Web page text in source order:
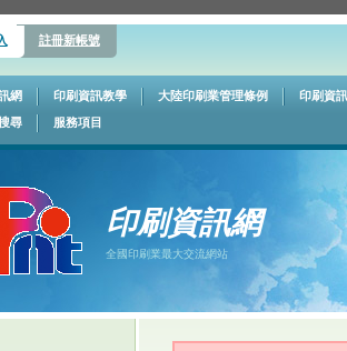
註冊新帳號
網 印刷資訊教學 大陸印刷業管理條例
印刷資
尋
服務項目
印刷資訊網
全國印刷業最大交流網站